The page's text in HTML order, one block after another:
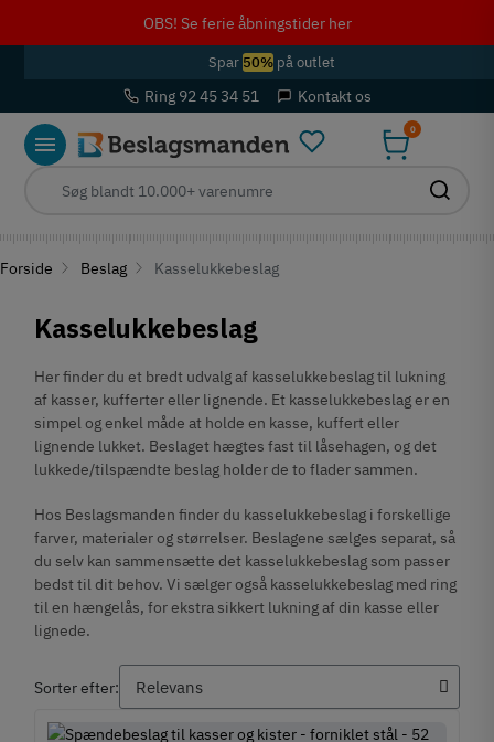
OBS! Se ferie åbningstider her
Spar 50%på outlet
Ring 92 45 34 51 Kontakt os
0
Forside Beslag Kasselukkebeslag
Kasselukkebeslag
Her finder du et bredt udvalg af kasselukkebeslag til lukning
af kasser, kufferter eller lignende. Et kasselukkebeslag er en
simpel og enkel måde at holde en kasse, kuffert eller
lignende lukket. Beslaget hægtes fast til låsehagen, og det
lukkede/tilspændte beslag holder de to flader sammen.
Hos Beslagsmanden finder du kasselukkebeslag i forskellige
farver, materialer og størrelser. Beslagene sælges separat, så
du selv kan sammensætte det kasselukkebeslag som passer
bedst til dit behov. Vi sælger også kasselukkebeslag med ring
til en hængelås, for ekstra sikkert lukning af din kasse eller
lignede.
Sorter efter: